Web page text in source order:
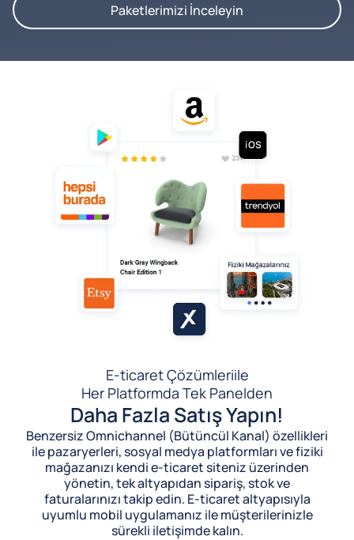
Paketlerimizi İnceleyin
E-ticaret Çözümleriile
Her Platformda Tek Panelden
Daha Fazla Satış Yapın!
Benzersiz Omnichannel (Bütüncül Kanal) özellikleri
ile pazaryerleri, sosyal medya platformları ve fiziki
mağazanızı kendi e-ticaret siteniz üzerinden
yönetin, tek altyapıdan sipariş, stok ve
faturalarınızı takip edin. E-ticaret altyapısıyla
uyumlu mobil uygulamanız ile müşterilerinizle
sürekli iletişimde kalın.